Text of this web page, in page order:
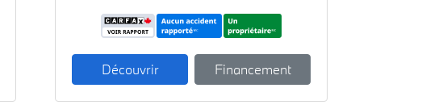
Découvrir Financement